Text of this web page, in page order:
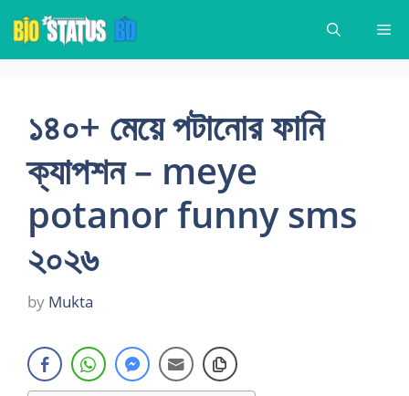
Skip
content
১৪০+ মেয়ে পটানোর ফানি
ক্যাপশন – meye
potanor funny sms
২০২৬
by Mukta